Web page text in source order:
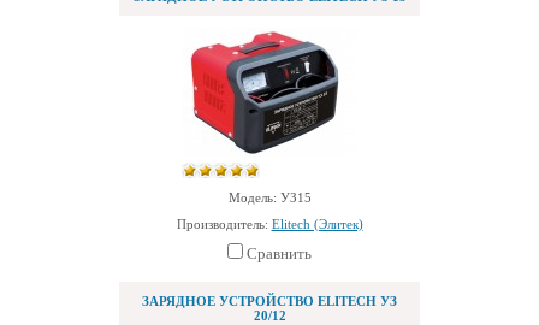
Модель: УЗ15
Производитель: Elitech (Элитек)
Сравнить
ЗАРЯДНОЕ УСТРОЙСТВО ELITECH УЗ
20/12